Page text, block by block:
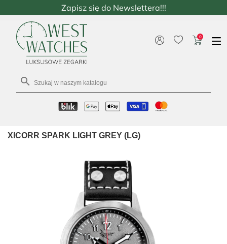

0
Zapisz się do Newslettera!!!
XICORR SPARK LIGHT GREY (LG)